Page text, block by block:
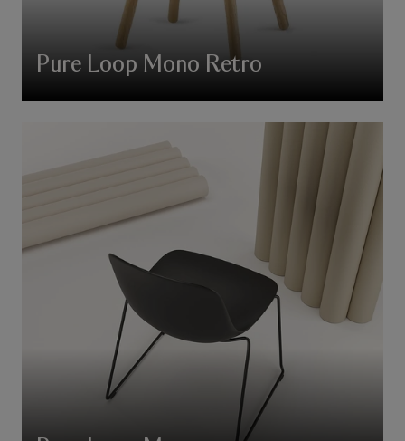
Pure Loop Mono Retro